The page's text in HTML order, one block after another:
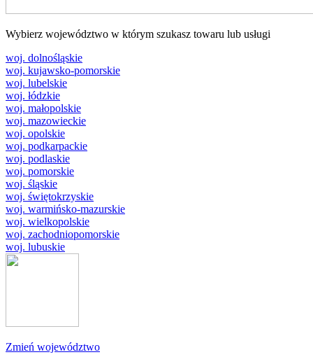
Wybierz województwo w którym szukasz towaru lub usługi
woj. dolnośląskie
woj. kujawsko-pomorskie
woj. lubelskie
woj. łódzkie
woj. małopolskie
woj. mazowieckie
woj. opolskie
woj. podkarpackie
woj. podlaskie
woj. pomorskie
woj. śląskie
woj. świętokrzyskie
woj. warmińsko-mazurskie
woj. wielkopolskie
woj. zachodniopomorskie
woj. lubuskie
Zmień województwo